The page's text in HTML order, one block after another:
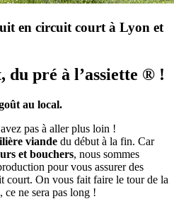
en circuit court à Lyon et
pré à l’assiette ® !
au local.
pas à aller plus loin !
viande du début à la fin. Car
et bouchers, nous sommes
pour vous assurer des
court. On vous fait faire le tour de la
ne sera pas long !